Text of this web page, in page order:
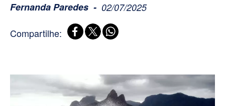
Fernanda Paredes 02/07/2025
Compartilhe: